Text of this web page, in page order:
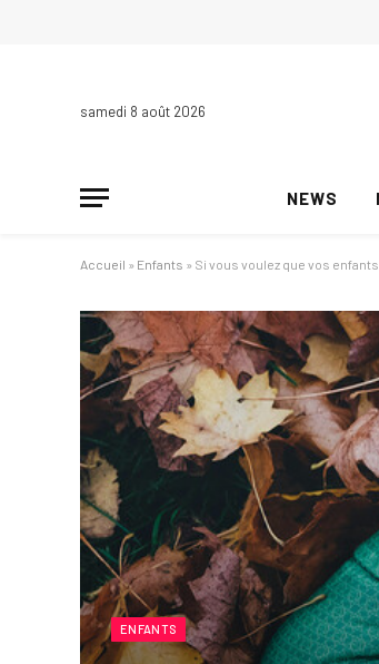
samedi 8 août 2026
NEWS
Accueil » Enfants » Si vous voulez que vos
ENFANTS